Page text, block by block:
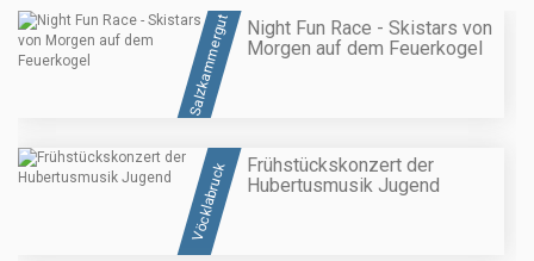
Salzkammergut
Night Fun Race - Skistars von
Morgen auf dem Feuerkogel
Vöcklabruck
Frühstückskonzert der
Hubertusmusik Jugend